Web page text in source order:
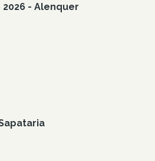
- Alenquer